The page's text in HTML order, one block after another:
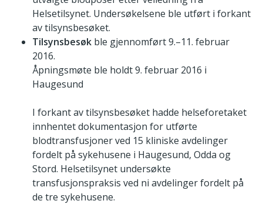
Helsetilsynet. Undersøkelsene ble utført i forkant
av tilsynsbesøket.
Tilsynsbesøk ble gjennomført 9.–11. februar
2016.
Åpningsmøte ble holdt 9. februar 2016 i
Haugesund
I forkant av tilsynsbesøket hadde helseforetaket
innhentet dokumentasjon for utførte
blodtransfusjoner ved 15 kliniske avdelinger
fordelt på sykehusene i Haugesund, Odda og
Stord. Helsetilsynet undersøkte
transfusjonspraksis ved ni avdelinger fordelt på
de tre sykehusene.